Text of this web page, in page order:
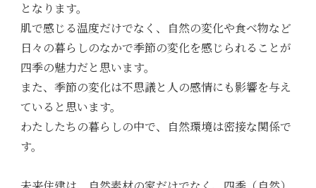
となります。
肌で感じる温度だけでなく、自然の変化や食べ物など
日々の暮らしのなかで季節の変化を感じられることが
四季の魅力だと思います。
また、季節の変化は不思議と人の感情にも影響を与え
ていると思います。
わたしたちの暮らしの中で、自然環境は密接な関係で
す。